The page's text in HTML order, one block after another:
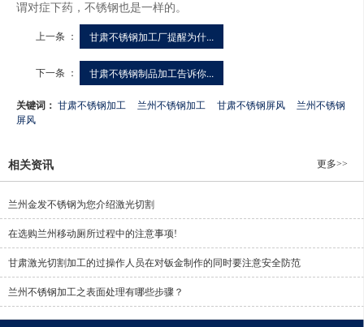
谓对症下药，不锈钢也是一样的。
上一条 ： 甘肃不锈钢加工厂提醒为什...
下一条 ： 甘肃不锈钢制品加工告诉你...
关键词： 甘肃不锈钢加工 兰州不锈钢加工 甘肃不锈钢屏风
兰州不锈钢
屏风
相关资讯 更多>>
兰州金发不锈钢为您介绍激光切割
在选购兰州移动厕所过程中的注意事项!
甘肃激光切割加工的过操作人员在对钣金制作的同时要注意安全防范
兰州不锈钢加工之表面处理有哪些步骤？